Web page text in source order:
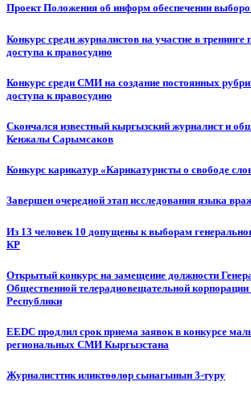
Проект Положения об информ обеспечении
Конкурс среди журналистов на участие в
доступа к правосудию
Конкурс среди СМИ на создание постоянных
доступа к правосудию
Скончался известный кыргызский журналист и
Кенжалы Сарымсаков
Конкурс карикатур «Карикатуристы о свободе
Завершен очередной этап исследования языка
Из 13 человек 10 допущены к выборам
КР
Открытый конкурс на замещение должности
Общественной телерадиовещательной
Республики
EEDC продлил срок приема заявок в конкурсе
региональных СМИ Кыргызстана
Журналисттик иликтөөлөр сынагынын 3-туру